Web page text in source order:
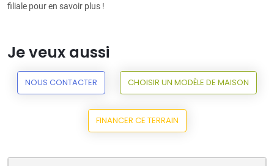
filiale pour en savoir plus !
Je veux aussi
NOUS CONTACTER CHOISIR UN MODÈLE DE MAISON
FINANCER CE TERRAIN